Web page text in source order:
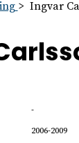
Ingvar
-
2006-2009